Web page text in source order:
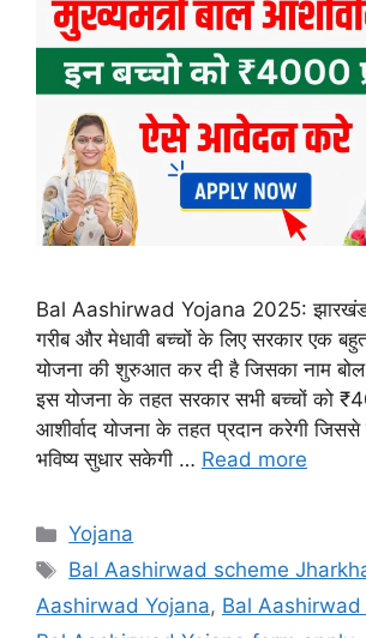
Bal Aashirwad Yojana 2025: झारखंड
गरीब और मेधावी बच्चों के लिए सरकार एक बहुत
योजना की शुरुआत कर दी है जिसका नाम बोल
इस योजना के तहत सरकार सभी बच्चों को
आशीर्वाद योजना के तहत प्रदान करेगी जिससे
भविष्य सुधार सकेगी … Read more
Categories
Yojana
Tags
Bal Aashirwad scheme
Aashirwad Yojana, Bal